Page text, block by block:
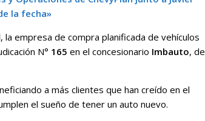
la fecha»
empresa de compra planificada de vehículos
N° 165 en el concesionario Imbauto, de
a más clientes que han creído en el
el sueño de tener un auto nuevo.